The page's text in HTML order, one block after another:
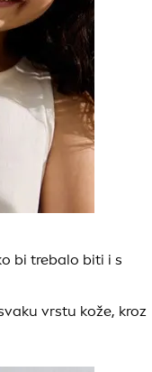
bi trebalo biti i s
vrstu kože, kroz